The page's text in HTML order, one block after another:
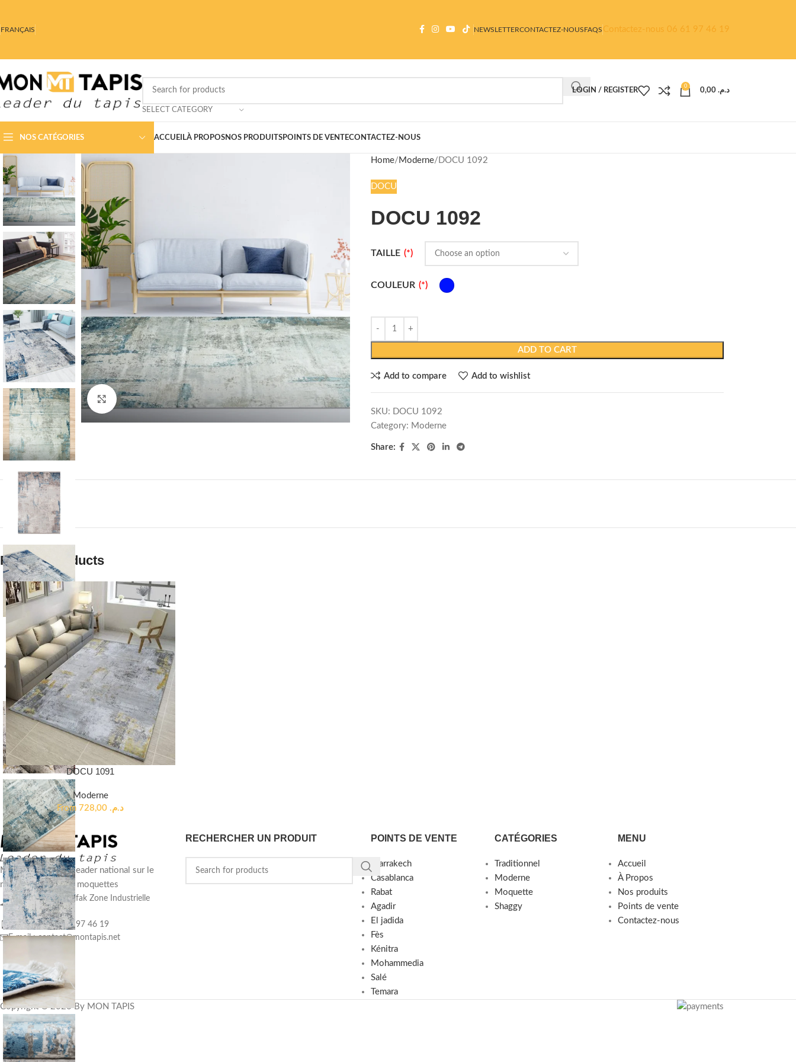
FRANÇAIS NEWSLETTERCONTACTEZ-NOUSFAQS Contactez-nous 06 61 97 46 19
SELECT CATEGORY
LOGIN / REGISTER
0
د.م.
NOS CATÉGORIES ACCUEILÀ PROPOSNOS PRODUITSPOINTS DE VENTECONTACTEZ-NOUS
Click to enlarge
Home Moderne DOCU 1092
DOCU
DOCU 1092
COULEUR
TAILLE
ADD TO CART
Add to compare Add to wishlist
SKU: DOCU 1092
Category: Moderne
Share:
Related products
DOCU 1091
Moderne
From
د.م.728,00
MON TAPIS est le leader national sur le
marché des tapis et moquettes
9, Hay Hassani Wifak Zone Industrielle
Casablanca
Téléphone : 06 61 97 46 19
E-mail :contact@montapis.net
RECHERCHER UN PRODUIT POINTS DE VENTE
Marrakech
Casablanca
Rabat
Agadir
El jadida
Fès
Kénitra
Mohammedia
Salé
Temara
CATÉGORIES
Traditionnel
Moderne
Moquette
Shaggy
MENU
Accueil
À Propos
Nos produits
Points de vente
Contactez-nous
Copyright © 2026 By MON TAPIS